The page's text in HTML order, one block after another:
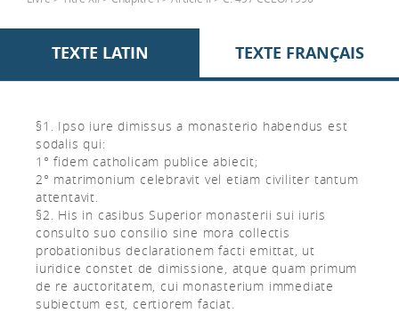
TEXTE LATIN TEXTE FRANÇAIS
§1. Ipso iure dimissus a monasterio habendus est
sodalis qui:
1° fidem catholicam publice abiecit;
2° matrimonium celebravit vel etiam civiliter tantum
attentavit.
§2. His in casibus Superior monasterii sui iuris
consulto suo consilio sine mora collectis
probationibus declarationem facti emittat, ut
iuridice constet de dimissione, atque quam primum
de re auctoritatem, cui monasterium immediate
subiectum est, certiorem faciat.